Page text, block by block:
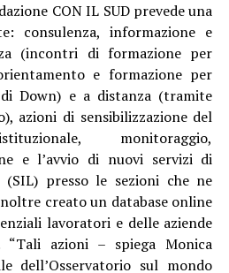
CON IL SUD prevede una
consulenza, informazione e
(incontri di formazione per
e formazione per
Down) e a distanza (tramite
azioni di sensibilizzazione del
monitoraggio,
e l’avvio di nuovi servizi di
presso le sezioni che ne
creato un database online
lavoratori e delle aziende
azioni – spiega Monica
dell’Osservatorio sul mondo